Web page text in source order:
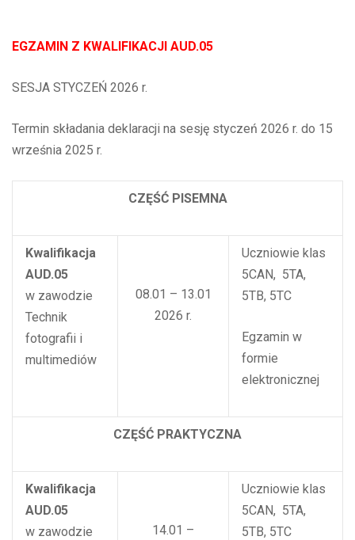
EGZAMIN Z KWALIFIKACJI AUD.05
SESJA STYCZEŃ 2026 r.
Termin składania deklaracji na sesję styczeń 2026 r. do 15
września 2025 r.
CZĘŚĆ PISEMNA
Kwalifikacja
AUD.05
w zawodzie
Technik
fotografii i
multimediów
08.01 – 13.01
2026 r.
Uczniowie klas
5CAN, 5TA,
5TB, 5TC
Egzamin w
formie
elektronicznej
CZĘŚĆ PRAKTYCZNA
Kwalifikacja
AUD.05
w zawodzie
14.01 –
Uczniowie klas
5CAN, 5TA,
5TB, 5TC